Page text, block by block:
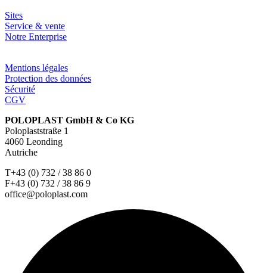
Sites
Service & vente
Notre Enterprise
Mentions légales
Protection des données
Sécurité
CGV
POLOPLAST GmbH & Co KG
Poloplaststraße 1
4060 Leonding
Autriche
T+43 (0) 732 / 38 86 0
F+43 (0) 732 / 38 86 9
office@poloplast.com